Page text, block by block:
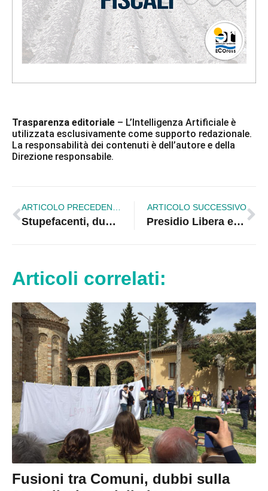
Trasparenza editoriale – L’Intelligenza Artificiale è
utilizzata esclusivamente come supporto redazionale.
La responsabilità dei contenuti è dell’autore e della
Direzione responsabile.
Stupefacenti, due arresti per spaccio a Corigliano Rossano
ARTICOLO SUCCESSIVO
Presidio Libera e gli impegni sulla legalità assunti dal neosindaco
Articoli correlati:
Fusioni tra Comuni, dubbi sulla